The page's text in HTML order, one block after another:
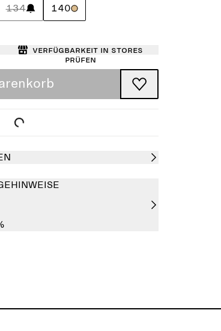
134 140
Verfügbarkeit in Stores
prüfen